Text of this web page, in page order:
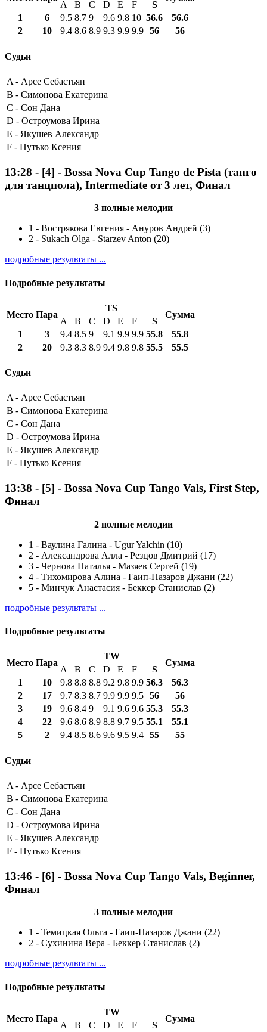
A B C D E F
S
1
6 9.5 8.7 9 9.6 9.8 10 56.6
56.6
2
10 9.4 8.6 8.9 9.3 9.9 9.9 56 56
Судьи
A - Арсе Себастьян
B - Симонова Екатерина
C - Сон Дана
D - Остроумова Ирина
E - Якушев Александр
F - Путько Ксения
13:28 - [4] - Bossa Nova Cup Tango de Pista (танго
для танцпола), Intermediate от 3 лет, Финал
3 полные мелодии
1 - Вострякова Евгения - Ануров Андрей (3)
2 - Sukach Olga - Starzev Anton (20)
подробные результаты ...
Подробные результаты
Место Пара
TS
Сумма
A B C D E F
S
1
3 9.4 8.5 9 9.1 9.9 9.9 55.8
55.8
2
20 9.3 8.3 8.9 9.4 9.8 9.8 55.5 55.5
Судьи
A - Арсе Себастьян
B - Симонова Екатерина
C - Сон Дана
D - Остроумова Ирина
E - Якушев Александр
F - Путько Ксения
13:38 - [5] - Bossa Nova Cup Tango Vals, First Step,
Финал
2 полные мелодии
1 - Ваулина Галина - Ugur Yalchin (10)
2 - Александрова Алла - Резцов Дмитрий (17)
3 - Чернова Наталья - Мазяев Сергей (19)
4 - Тихомирова Алина - Гаип-Назаров Джани (22)
5 - Минчук Анастасия - Беккер Станислав (2)
подробные результаты ...
Подробные результаты
Место Пара
TW
Сумма
A B C D E F
S
1
10 9.8 8.8 8.8 9.2 9.8 9.9 56.3
56.3
2
17 9.7 8.3 8.7 9.9 9.9 9.5 56
56
3
19 9.6 8.4 9 9.1 9.6 9.6 55.3
55.3
4
22 9.6 8.6 8.9 8.8 9.7 9.5 55.1
55.1
5
2 9.4 8.5 8.6 9.6 9.5 9.4 55 55
Судьи
A - Арсе Себастьян
B - Симонова Екатерина
C - Сон Дана
D - Остроумова Ирина
E - Якушев Александр
F - Путько Ксения
13:46 - [6] - Bossa Nova Cup Tango Vals, Beginner,
Финал
3 полные мелодии
1 - Темицкая Ольга - Гаип-Назаров Джани (22)
2 - Сухинина Вера - Беккер Станислав (2)
подробные результаты ...
Подробные результаты
Место Пара
TW
Сумма
A B C D E F
S